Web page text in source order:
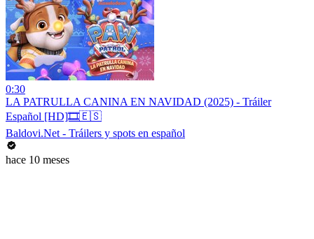
0:30
LA PATRULLA CANINA EN NAVIDAD (2025) - Tráiler
Español [HD]🎞️🇪🇸
Baldovi.Net - Tráilers y spots en español
hace 10 meses